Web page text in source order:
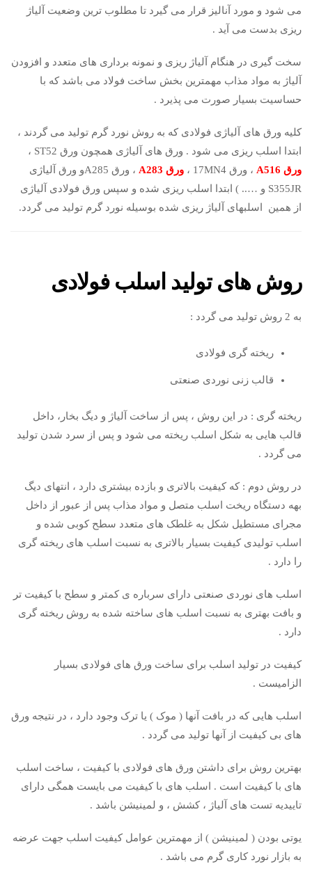
می شود و مورد آنالیز قرار می گیرد تا مطلوب ترین وضعیت آلیاژ
ریزی بدست می آید .
سخت گیری در هنگام آلیاژ ریزی و نمونه برداری های متعدد و افزودن
آلیاژ به مواد مذاب مهمترین بخش ساخت فولاد می باشد که با
حساسیت بسیار صورت می پذیرد .
کلیه ورق های آلیاژی فولادی که به روش نورد گرم تولید می گردند ،
ابتدا اسلب ریزی می شود . ورق های آلیاژی همچون ورق ST52 ،
ورق A516
، ورق 17MN4 ، ورق A283
، ورق A285و ورق آلیاژی
S355JR و ….. ) ابتدا اسلب ریزی شده و سپس ورق فولادی آلیاژی
از همین اسلبهای آلیاژ ریزی شده بوسیله نورد گرم تولید می گردد.
روش های تولید اسلب فولادی
به 2 روش تولید می گردد :
ریخته گری فولادی
قالب زنی نوردی صنعتی
ریخته گری : در این روش ، پس از ساخت آلیاژ و دیگ بخار، داخل
قالب هایی به شکل اسلب ریخته می شود و پس از سرد شدن تولید
می گردد .
در روش دوم : که کیفیت بالاتری و بازده بیشتری دارد ، انتهای دیگ
بهه دستگاه ریخت اسلب متصل و مواد مذاب پس از عبور از داخل
مجرای مستطیل شکل به غلطک های متعدد سطح کوبی شده و
اسلب تولیدی کیفیت بسیار بالاتری به نسبت اسلب های ریخته گری
را دارد .
اسلب های نوردی صنعتی دارای سرباره ی کمتر و سطح با کیفیت تر
و بافت بهتری به نسبت اسلب های ساخته شده به روش ریخته گری
دارد .
کیفیت در تولید اسلب برای ساخت ورق های فولادی بسیار
الزامیست .
اسلب هایی که در بافت آنها ( موک ) یا ترک وجود دارد ، در نتیجه ورق
های بی کیفیت از آنها تولید می گردد .
بهترین روش برای داشتن ورق های فولادی با کیفیت ، ساخت اسلب
های با کیفیت است . اسلب های با کیفیت می بایست همگی دارای
تاییدیه تست های آلیاژ ، کشش ، و لمینیشن باشد .
یوتی بودن ( لمینیشن ) از مهمترین عوامل کیفیت اسلب جهت عرضه
به بازار نورد کاری گرم می باشد .